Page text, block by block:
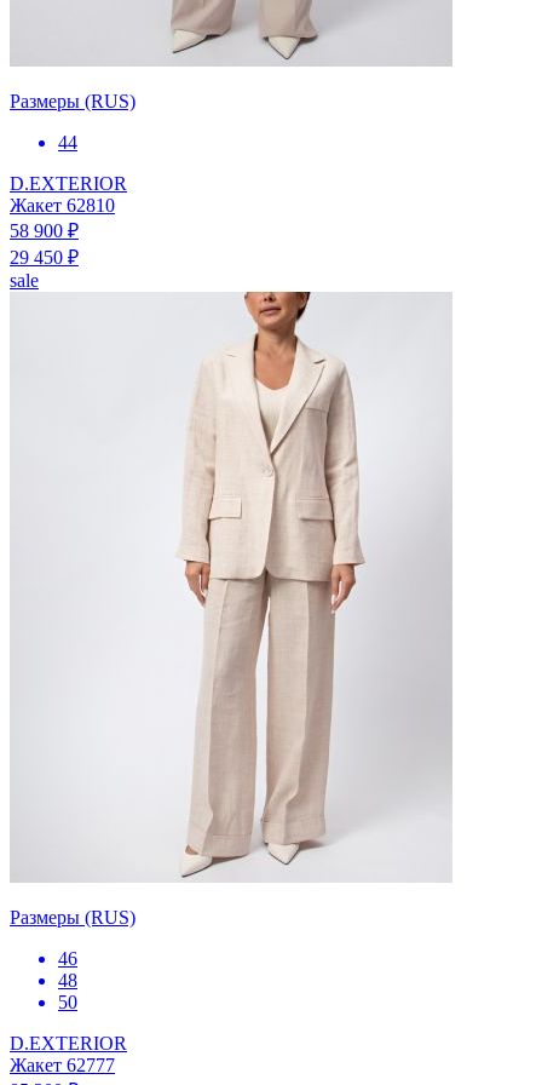
Размеры (RUS)
44
D.EXTERIOR
Жакет 62810
58 900 ₽
29 450 ₽
sale
Размеры (RUS)
46
48
50
D.EXTERIOR
Жакет 62777